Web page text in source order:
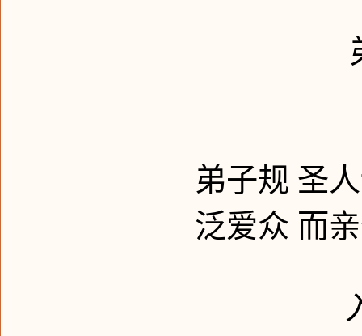
弟子规 圣
泛爱众 而